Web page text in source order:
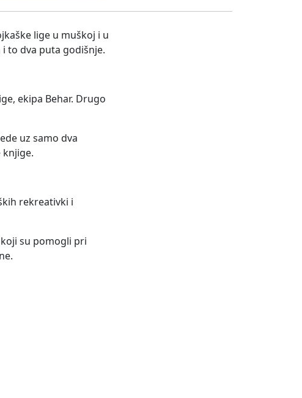
lige u muškoj i u
to dva puta godišnje.
ekipa Behar. Drugo
uz samo dva
knjige.
rekreativki i
su pomogli pri